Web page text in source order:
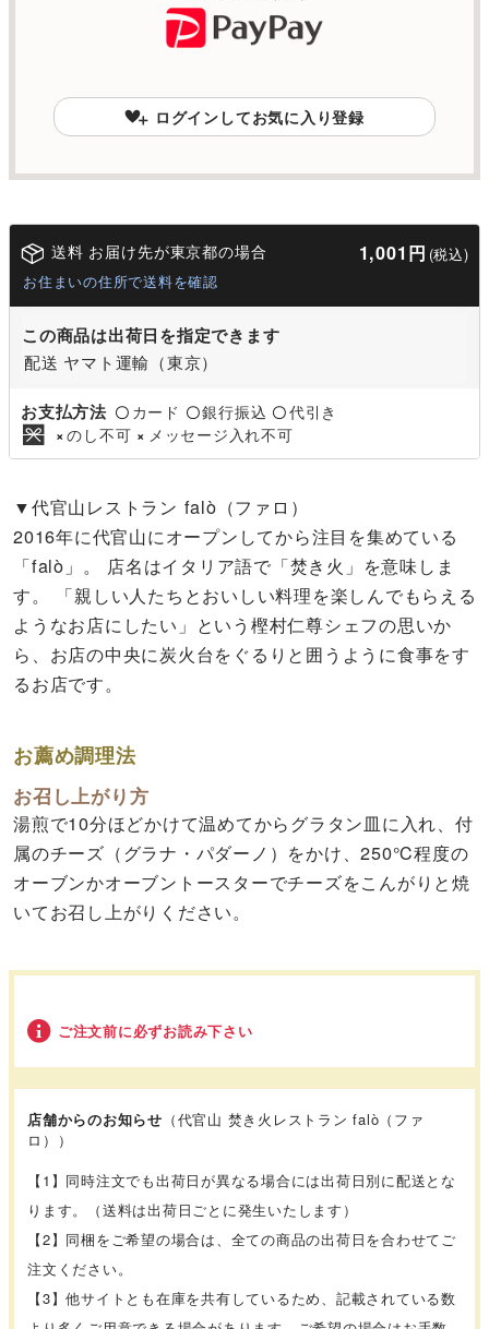
ログインしてお気に入り登録
送料 お届け先が東京都の場合 1,001円 (税込)
お住まいの住所で送料を確認
この商品は出荷日を指定できます
配送 ヤマト運輸（東京）
お支払方法 〇 カード 〇銀行振込 〇代引き
× のし不可 × メッセージ入れ不可
▼代官山レストラン falò（ファロ）
2016年に代官山にオープンしてから注目を集めている
「falò」。 店名はイタリア語で「焚き火」を意味しま
す。 「親しい人たちとおいしい料理を楽しんでもらえる
ようなお店にしたい」という樫村仁尊シェフの思いか
ら、お店の中央に炭火台をぐるりと囲うように食事をす
るお店です。
お薦め調理法
お召し上がり方
湯煎で10分ほどかけて温めてからグラタン皿に入れ、付
属のチーズ（グラナ・パダーノ）をかけ、250℃程度の
オーブンかオーブントースターでチーズをこんがりと焼
いてお召し上がりください。
ご注文前に必ずお読み下さい
店舗からのお知らせ （代官山 焚き火レストラン falò（ファ
ロ））
【1】同時注文でも出荷日が異なる場合には出荷日別に配送とな
ります。（送料は出荷日ごとに発生いたします）
【2】同梱をご希望の場合は、全ての商品の出荷日を合わせてご
注文ください。
【3】他サイトとも在庫を共有しているため、記載されている数